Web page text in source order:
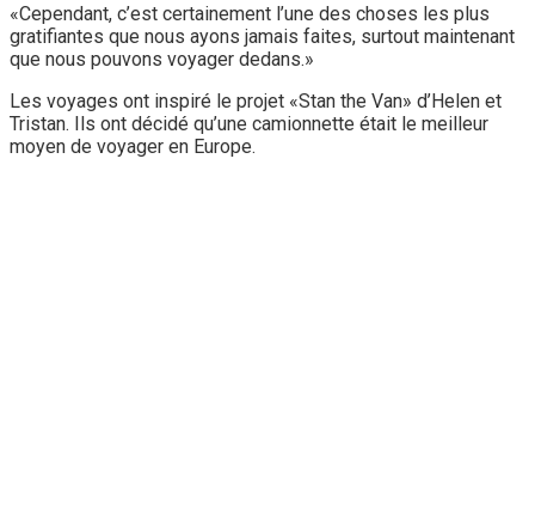
«Cependant, c’est certainement l’une des choses les plus
gratifiantes que nous ayons jamais faites, surtout maintenant
que nous pouvons voyager dedans.»
Les voyages ont inspiré le projet «Stan the Van» d’Helen et
Tristan. Ils ont décidé qu’une camionnette était le meilleur
moyen de voyager en Europe.